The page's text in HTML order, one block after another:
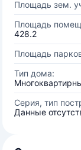
Площадь зем.
Площадь
428.2
Площадь
Тип дома:
Серия, тип
Данные